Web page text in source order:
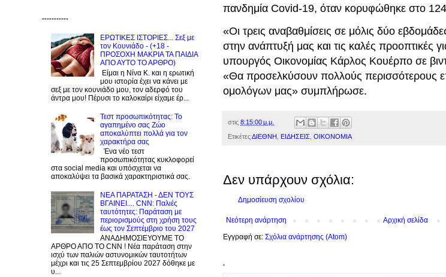
πανδημία Covid-19, όταν κορυφώθηκε στο
«Οι τρεις αναβαθμίσεις σε μόλις δύο
στην ανάπτυξή μας και τις καλές προοπτικές
υπουργός Οικονομίας Κάρλος Κουέρπο σε
«Θα προσελκύσουν πολλούς περισσότερους
ομολόγων μας» συμπλήρωσε.
στις 8:15:00 μ.μ.
ΕτικέτεςΔΙΕΘΝΗ ΕΙΔΗΣΕΙΣ ΟΙΚΟΝΟΜΙΑ
Δεν υπάρχουν σχόλια:
Δημοσίευση σχολίου
Νεότερη ανάρτηση
Αρχική σελίδα
Εγγραφή σε: Σχόλια ανάρτησης (Atom)
.
-----------
ΕΡΩΤΙΚΕΣ ΙΣΤΟΡΙΕΣ... Σεξ με
τον Kουνιάδο - (+18 -
ΠΡΟΣΟΧΗ ΜΑΚΡΙΑ ΤΑ ΠΑΙΔΙΑ
ΑΠΟ ΑΥΤΟ ΤΟ ΑΡΘΡΟ)
Είμαι η Νίνα Κ. και η ερωτική
μου ιστορία έχει να κάνει με
σεξ με τον κουνιάδο μου, τον αδερφό του
άντρα μου! Πέρυσι το καλοκαίρι είχαμε έρ...
Τεστ προσωπικότητας: Το
αγαπημένο σας Zώο
αποκαλύπτει πολλά για τον
χαρακτήρα σας
Ένα νέο τεστ
προσωπικότητας κυκλοφορεί
στα social media και υπόσχεται να
αποκαλύψει τα βασικά χαρακτηριστικά σας.
NEA ΠΑΡΑΤΑΣΗ - ΔΕΝ ΤΟΥΣ
ΒΓΑΙΝΕΙ.... CNN: Παλιές
ταυτότητες: Παράταση με
περιορισμούς στη χρήση τους
έως τον Σεπτέμβριο του 2027
ΑΝΑΔΗΜΟΣΙΕΥΟΥΜΕ ΤΟ
ΑΡΘΡΟ ΑΠΟ ΤΟ CNN ! Νέα παράταση στην
ισχύ των παλιών αστυνομικών ταυτοτήτων
μέχρι και τις 25 Σεπτεμβρίου 2027 δόθηκε με
υ...